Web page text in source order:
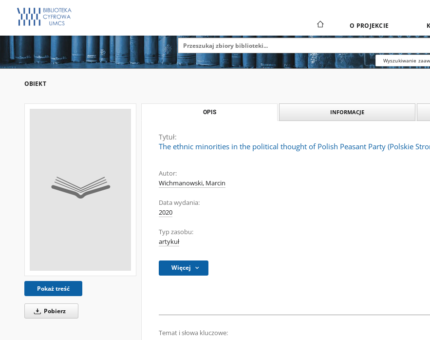
O PROJEKCIE
Wyszukiwanie
OBIEKT
Pokaż treść
Pobierz
OPIS INFORMACJE
Tytuł:
The ethnic minorities in the political thought of Polish Peasant Party (Polskie
Autor:
Wichmanowski, Marcin
Data wydania:
2020
Typ zasobu:
artykuł
Więcej
Temat i słowa kluczowe: